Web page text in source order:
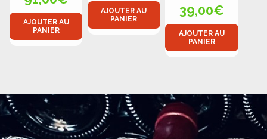
AJOUTER AU
PANIER
AJOUTER AU
PANIER
39,00€
AJOUTER AU
PANIER